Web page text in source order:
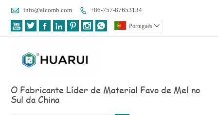
 info@alcomb.com  +86-757-87653134
       Português 
O Fabricante Líder de Material Favo de Mel no
Sul da China